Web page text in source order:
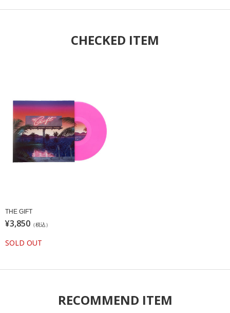
CHECKED ITEM
THE GIFT
¥3,850 （税込）
SOLD OUT
RECOMMEND ITEM